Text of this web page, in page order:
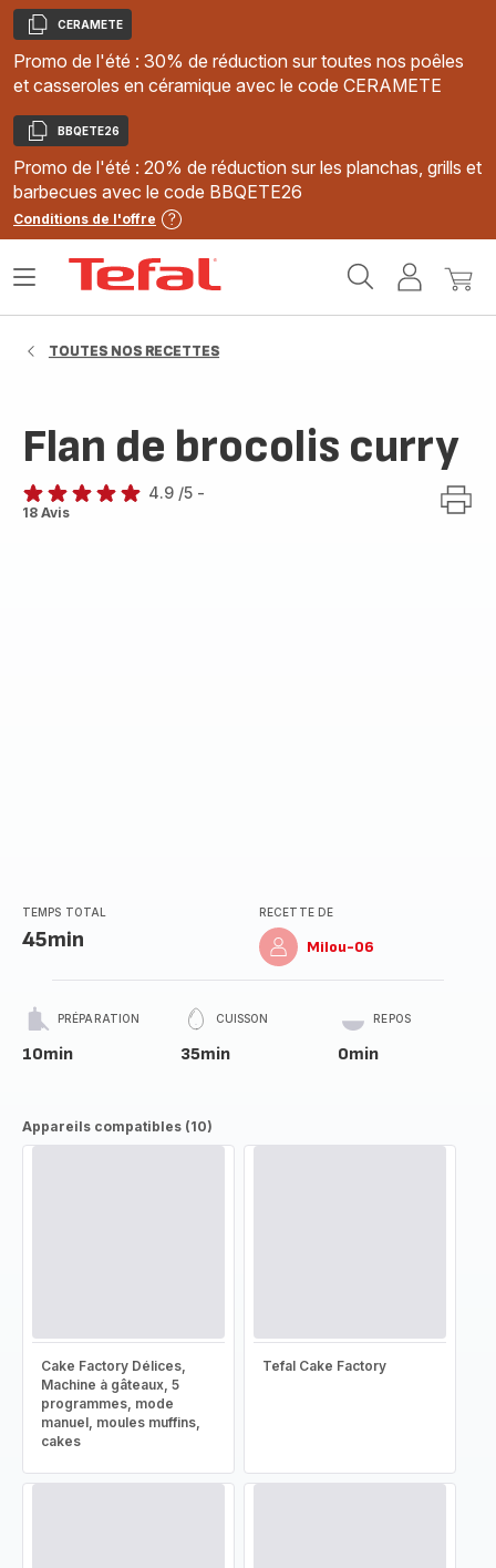
Copier
CERAMETE
Promo de l'été : 30% de réduction sur toutes nos poêles
et casseroles en céramique avec le code CERAMETE
Copier
BBQETE26
Promo de l'été : 20% de réduction sur les planchas, grills et
barbecues avec le code BBQETE26
Conditions de l'offre
MonMon
Ouvrir
TOUTES NOS RECETTES
Flan de brocolis curry
ratings.4.9
4.9 /5 -
18 Avis
TEMPS TOTAL
45min
RECETTE DE
Milou-06
PRÉPARATION
10min
CUISSON
35min
REPOS
0min
Appareils compatibles (10)
Cake Factory Délices,
Machine à gâteaux, 5
programmes, mode
manuel, moules muffins,
cakes
Tefal Cake Factory